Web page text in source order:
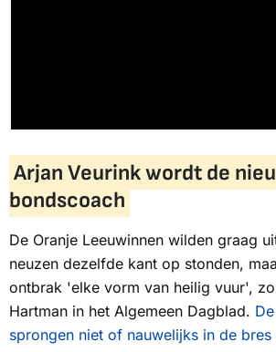
Arjan Veurink wordt de
bondscoach
De Oranje Leeuwinnen wilden graag
neuzen dezelfde kant op stonden,
ontbrak 'elke vorm van heilig vuur',
Hartman in het Algemeen Dagblad.
sprongen niet of nauwelijks in de